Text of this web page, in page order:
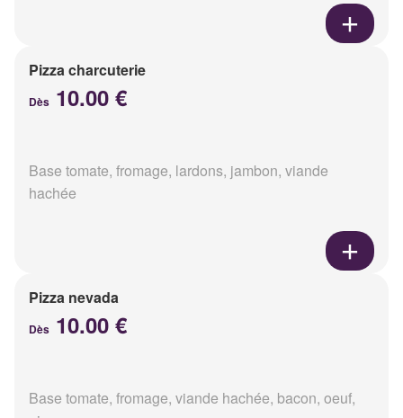
Pizza charcuterie
Dès 10.00 €
Base tomate, fromage, lardons, jambon, viande
hachée
Pizza nevada
Dès 10.00 €
Base tomate, fromage, viande hachée, bacon, oeuf,